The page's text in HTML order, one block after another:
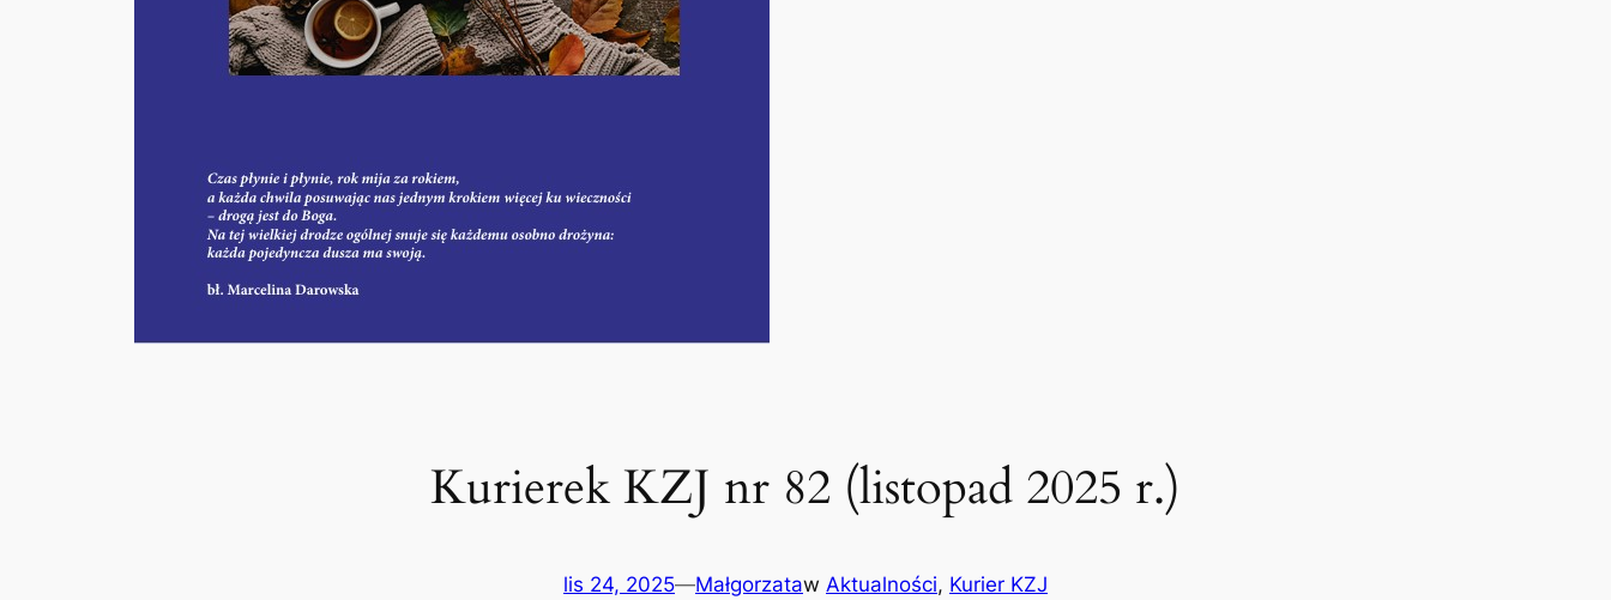
Kurierek KZJ nr 82 (listopad 2025 r.)
lis 24, 2025—Małgorzataw Aktualności, Kurier KZJ